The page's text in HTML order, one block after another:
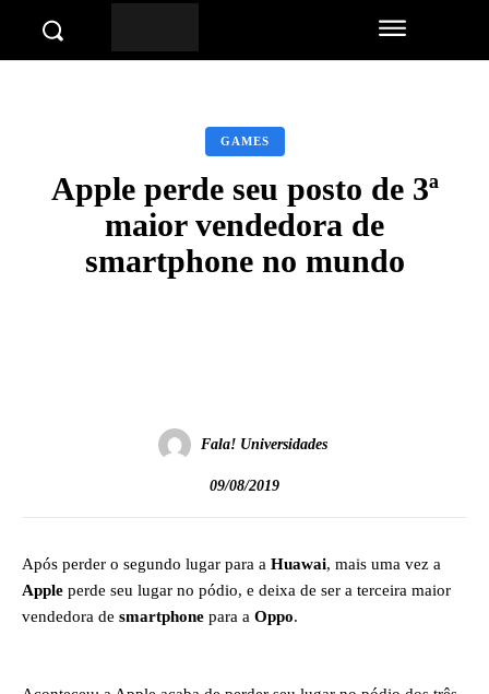
GAMES
Apple perde seu posto de 3ª
maior vendedora de
smartphone no mundo
Fala! Universidades
09/08/2019
Após perder o segundo lugar para a Huawai, mais uma vez a
Apple perde seu lugar no pódio, e deixa de ser a terceira maior
vendedora de smartphone para a Oppo.